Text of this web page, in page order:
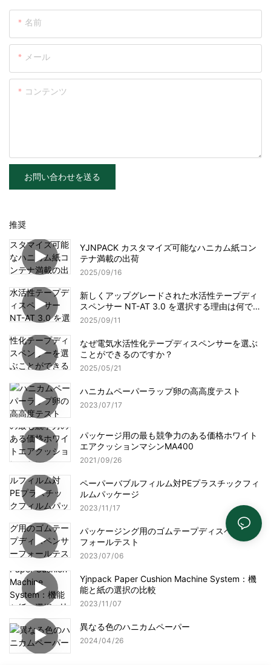
名前
メール
コンテンツ
お問い合わせを送る
推奨
YJNPACK カスタマイズ可能なハニカム紙コン
テナ満載の出荷
2025 09 16
新しくアップグレードされた水活性テープディ
スペンサー NT-AT 3.0 を選択する理由は何です
か?
2025 09 11
なぜ電気水活性化テープディスペンサーを選ぶ
ことができるのですか？
2025 05 21
ハニカムペーパーラップ卵の高高度テスト
2023 07 17
パッケージ用の最も競争力のある価格ホワイト
エアクッションマシンMA400
2021 09 26
ペーパーバブルフィルム対PEプラスチックフィ
ルムパッケージ
2023 11 17
パッケージング用のゴムテープディスペンサー
フォールテスト
2023 07 06
Yjnpack Paper Cushion Machine System：機
能と紙の選択の比較
2023 11 07
異なる色のハニカムペーパー
2024 04 26